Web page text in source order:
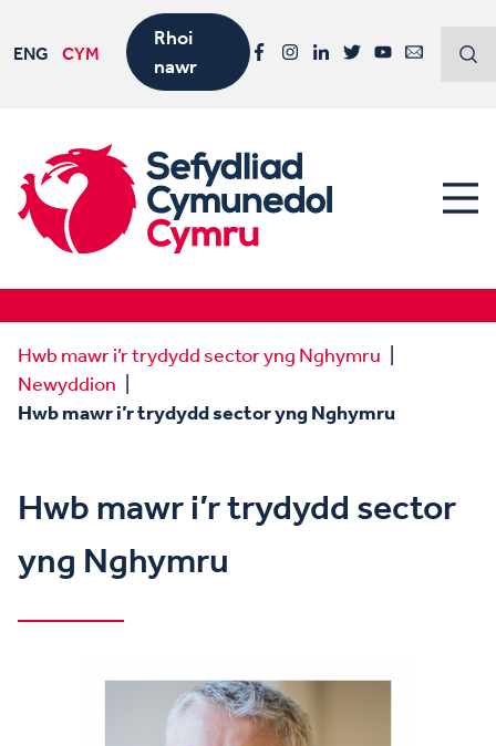
ENG CYM
Rhoi
nawr
Hwb mawr i’r trydydd sector yng Nghymru
Newyddion
Hwb mawr i’r trydydd sector yng Nghymru
Hwb mawr i’r trydydd sector
yng Nghymru